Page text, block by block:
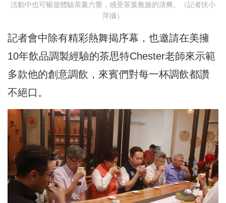
活動中也可暢遊體驗茶薰六覺，感受茶葉敷臉的清爽。（記者扶小
萍攝）
記者會中除有精彩熱舞揭序幕，也邀請在美擁
10年飲品調製經驗的茶思特Chester老師來示範
多款他的創意調飲，來賓們對每一杯調飲都讚
不絕口。